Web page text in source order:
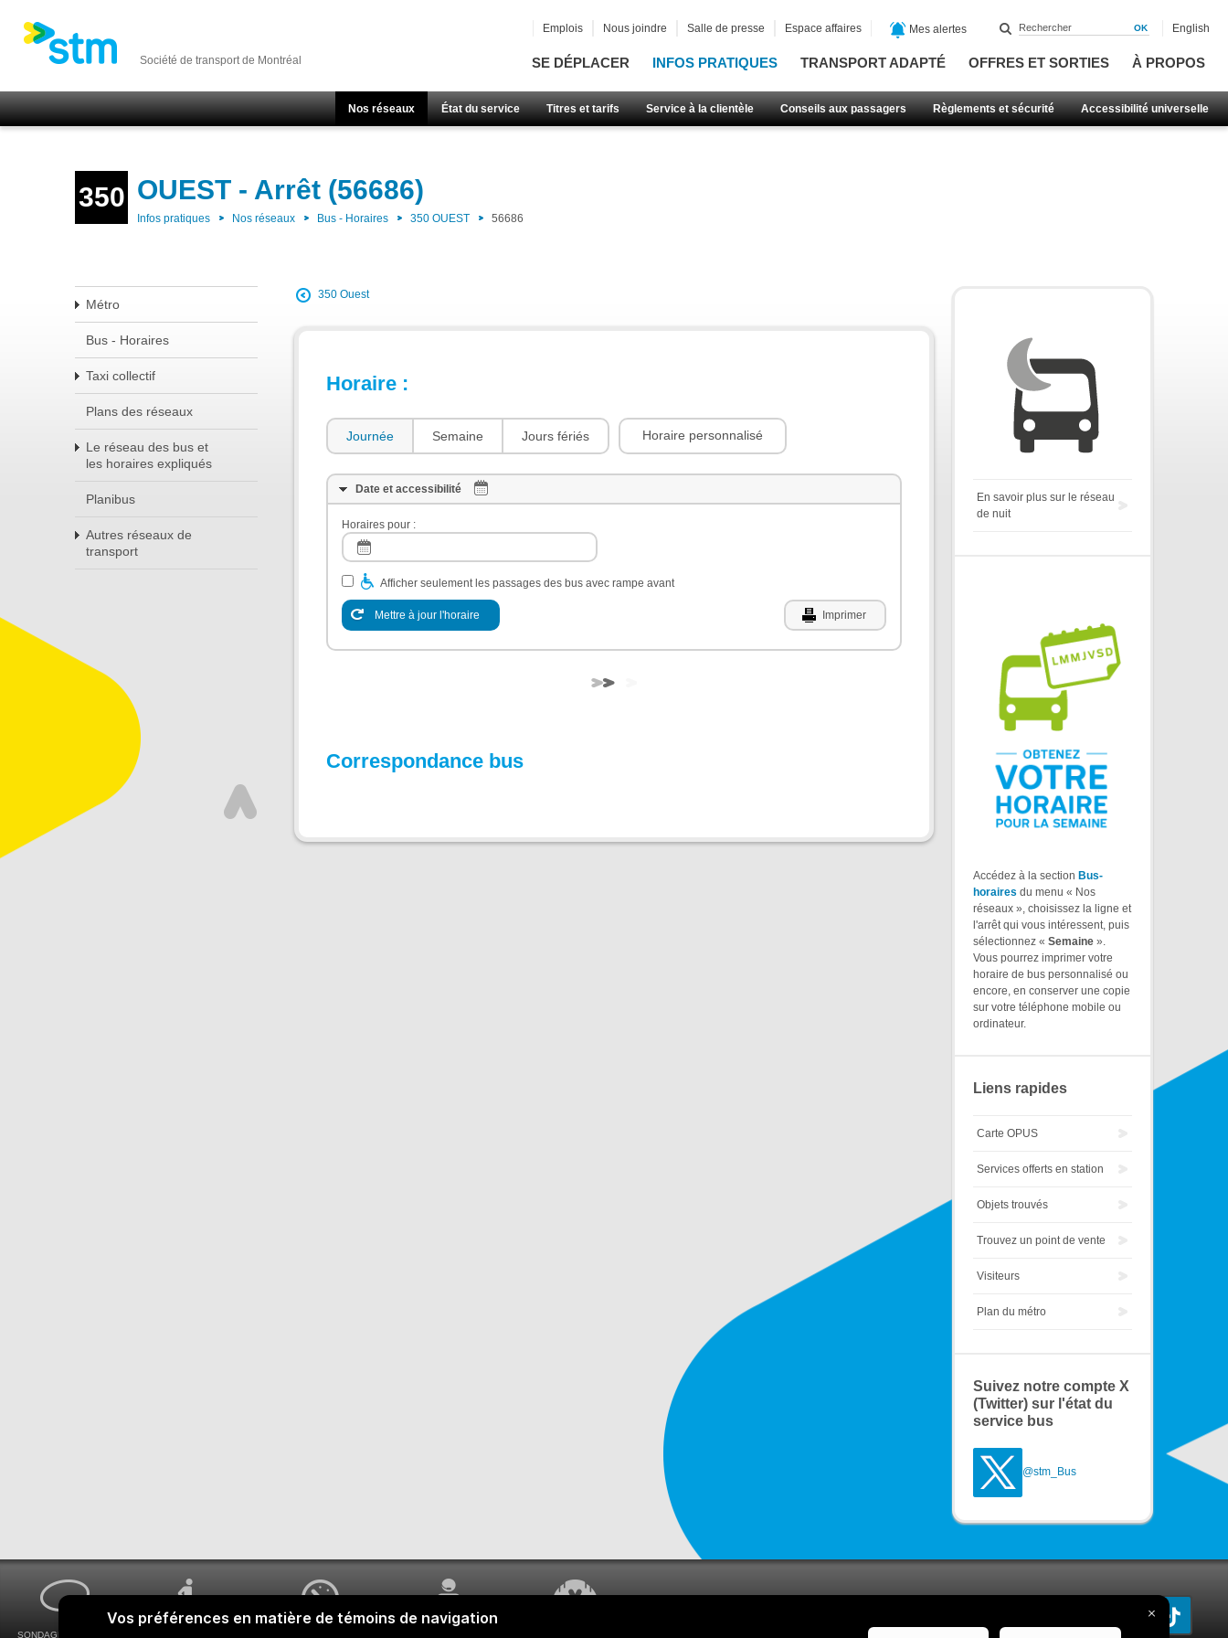
Société de transport de Montréal SE DÉPLACER INFOS PRATIQUES TRANSPORT ADAPTÉ OFFRES ET SORTIES À PROPOS
Nos réseaux État du service Titres et tarifs Service à la clientèle Conseils aux passagers Règlements et sécurité Accessibilité universelle
Emplois Nous joindre Salle de presse Espace affaires Mes alertes English
350 OUEST - Arrêt (56686)
Infos pratiques Nos réseaux Bus - Horaires 350 OUEST 56686
Métro
Bus - Horaires
Taxi collectif
Plans des réseaux
Le réseau des bus et
les horaires expliqués
Planibus
Autres réseaux de
transport
350 Ouest
Horaire :
Journée Semaine Jours fériés Horaire personnalisé
Date et accessibilité
Horaires pour :
Afficher seulement les passages des bus avec rampe avant
Mettre à jour l'horaire Imprimer
Correspondance bus
En savoir plus sur le réseau
de nuit
Accédez à la section Bus-
horaires du menu « Nos
réseaux », choisissez la ligne et
l'arrêt qui vous intéressent, puis
sélectionnez « Semaine ».
Vous pourrez imprimer votre
horaire de bus personnalisé ou
encore, en conserver une copie
sur votre téléphone mobile ou
ordinateur.
Liens rapides
Carte OPUS
Services offerts en station
Objets trouvés
Trouvez un point de vente
Visiteurs
Plan du métro
Suivez notre compte X
(Twitter) sur l'état du
service bus
@stm_Bus
SONDAGES MA VOIX